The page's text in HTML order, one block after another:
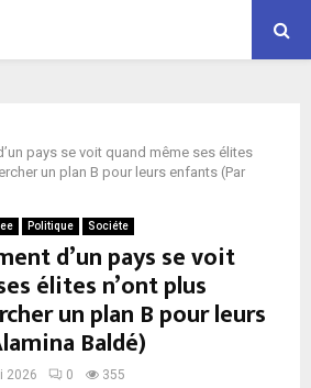
pays se voit quand même ses élites
un plan B pour leurs enfants (Par
Politique Sociéte
d’un pays se voit
élites n’ont plus
un plan B pour leurs
Baldé)
2026 0 355